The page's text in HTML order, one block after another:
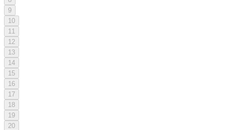
9
10
11
12
13
14
15
16
17
18
19
20